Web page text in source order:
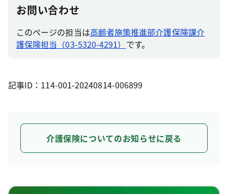
お問い合わせ
このページの担当は高齢者施策推進部介護保険課介
護保険担当（03-5320-4291） です。
記事ID：114-001-20240814-006899
介護保険についてのお知らせに戻る